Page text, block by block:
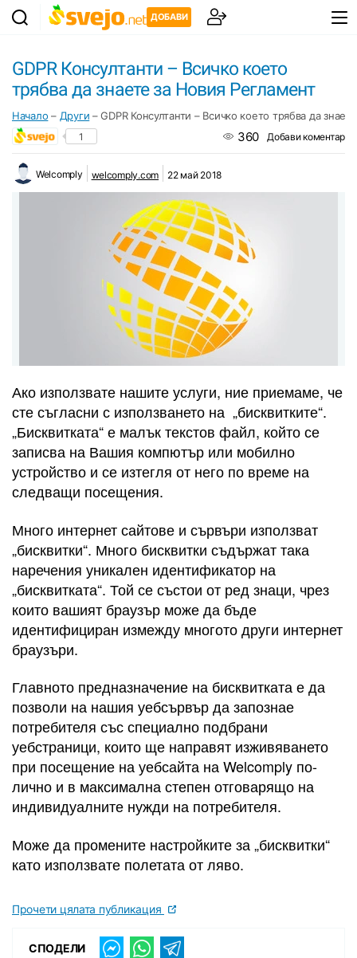
ДОБАВИ
GDPR Консултанти – Всичко което
трябва да знаете за Новия Регламент
Начало – Други –GDPR Консултанти – Всичко което трябва да
1 360 Добави коментар
Welcomply welcomply.com 22 май 2018
Ако използвате нашите услуги, ние приемаме, че
сте съгласни с използването на „бисквитките“.
„Бисквитката“ е малък текстов файл, който се
записва на Вашия компютър или мобилно
устройство и се изтегля от него по време на
следващи посещения.
Много интернет сайтове и сървъри използват
„бисквитки“. Много бисквитки съдържат така
наречения уникален идентификатор на
„бисквитката“. Той се състои от ред знаци, чрез
които вашият браузър може да бъде
идентифициран измежду многото други интернет
браузъри.
Главното предназначение на бисквитката е да
позволи на нашия уебсървър да запознае
потребителя със специално подбрани
уебстраници, които ще направят изживяването
при посещение на уебсайта на Welcomply по-
лично и в максимална степен отговарящо на
индивидуалните нужди на потребителя.
Може да промените настройките за „бисквитки“
като използвате полетата от ляво.
Прочети цялата публикация
СПОДЕЛИ